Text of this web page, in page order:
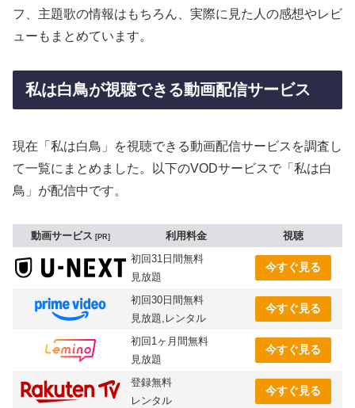
フ、主題歌の情報はもちろん、実際に見た人の感想やレビ
ューもまとめています。
私は白鳥が視聴できる動画配信サービス
現在「私は白鳥」を視聴できる動画配信サービスを調査し
て一覧にまとめました。以下のVODサービスで「私は白
鳥」が配信中です。
動画サービス PR 利用料金
視聴
初回31日間無料
見放題
今すぐ見る
初回30日間無料
見放題,レンタル
今すぐ見る
初回1ヶ月間無料
見放題
今すぐ見る
登録無料
レンタル
今すぐ見る